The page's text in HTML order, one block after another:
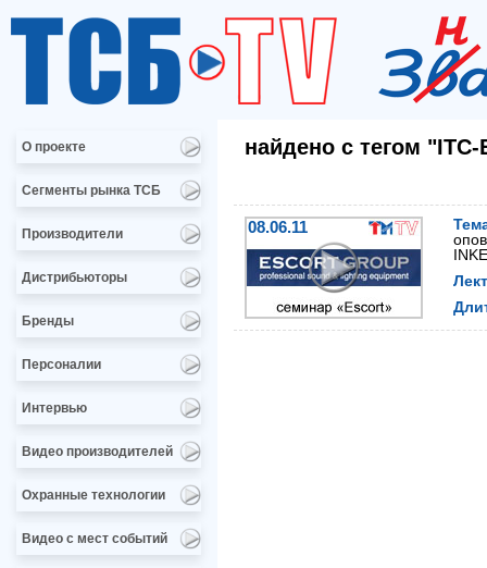
О проекте
Сегменты рынка ТСБ
Производители
Дистрибьюторы
Бренды
Персоналии
Интервью
Видео производителей
Охранные технологии
Видео с мест событий
найдено с тегом "ITC-
08.06.11